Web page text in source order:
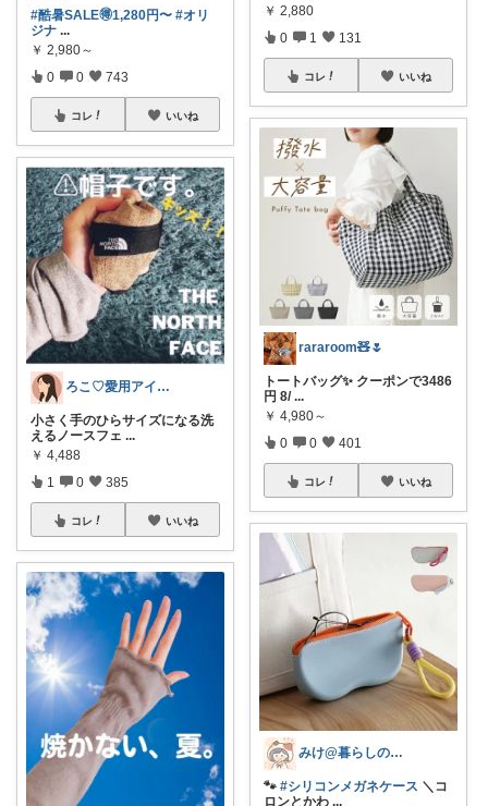
#酷暑SALE🉐1,280円〜 #オリ
ジナ ...
￥ 2,980～
0 0 743
コレ いいね
ろこ♡愛用アイテム❤️
小さく手のひらサイズになる洗
えるノースフェ ...
￥ 4,488
1 0 385
コレ いいね
￥ 2,880
0 1 131
コレ いいね
rararoom🧸🌷
トートバッグ✨ クーポンで3486
円 8/ ...
￥ 4,980～
0 0 401
コレ いいね
みけ@暮らしのアイテム🫖☕️⁎.
🐾 #シリコンメガネケース ＼コ
ロンとかわ ...